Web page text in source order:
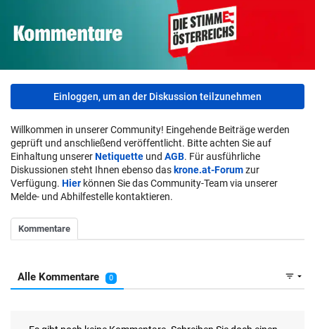
Einloggen, um an der Diskussion teilzunehmen
Willkommen in unserer Community! Eingehende Beiträge werden
geprüft und anschließend veröffentlicht. Bitte achten Sie auf
Einhaltung unsererNetiquette und AGB. Für ausführliche
Diskussionen steht Ihnen ebenso das krone.at-Forumzur
Verfügung. Hier können Sie das Community-Team via unserer
Melde- und Abhilfestelle kontaktieren.